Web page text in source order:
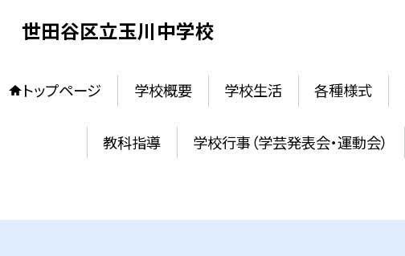
世田谷区立玉川中学校
トップページ 学校概要 学校生活 各種様式
教科指導 学校行事（学芸発表会・運動会）